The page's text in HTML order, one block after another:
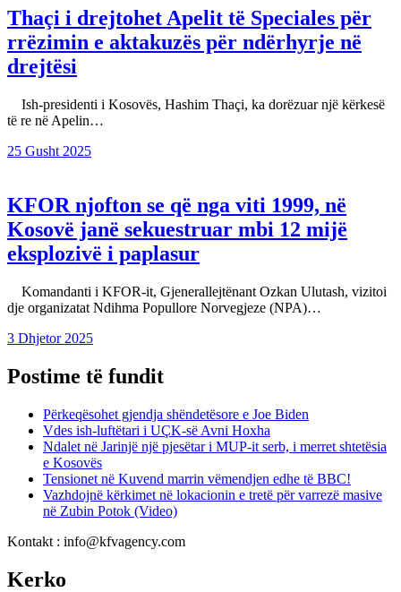
Thaçi i drejtohet Apelit të Speciales për
rrëzimin e aktakuzës për ndërhyrje në
drejtësi
Ish-presidenti i Kosovës, Hashim Thaçi, ka dorëzuar një kërkesë
të re në Apelin…
25 Gusht 2025
KFOR njofton se që nga viti 1999, në
Kosovë janë sekuestruar mbi 12 mijë
eksplozivë i paplasur
Komandanti i KFOR-it, Gjenerallejtënant Ozkan Ulutash, vizitoi
dje organizatat Ndihma Popullore Norvegjeze (NPA)…
3 Dhjetor 2025
Postime të fundit
Përkeqësohet gjendja shëndetësore e Joe Biden
Vdes ish-luftëtari i UÇK-së Avni Hoxha
Ndalet në Jarinjë një pjesëtar i MUP-it serb, i merret shtetësia
e Kosovës
Tensionet në Kuvend marrin vëmendjen edhe të BBC!
Vazhdojnë kërkimet në lokacionin e tretë për varrezë masive
në Zubin Potok (Video)
Kontakt : info@kfvagency.com
Kerko